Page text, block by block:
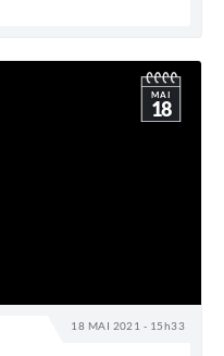
18 MAI 2021 - 15h33
MAI
18